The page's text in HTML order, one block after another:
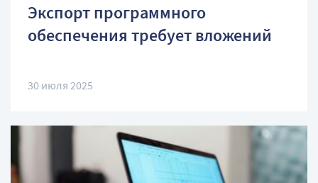
Экспорт программного
обеспечения требует вложений
30 июля 2025